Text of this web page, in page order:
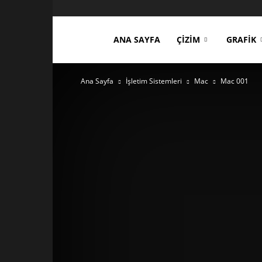
ces3d.comANA SAYFA ÇIZIM GRAFIK
Ana Sayfa İşletim Sistemleri Mac Mac 001